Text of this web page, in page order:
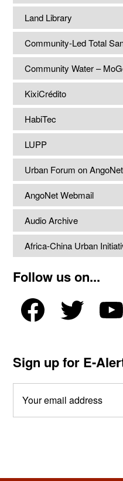
Land Library
Community-Led Total
Community Water –
KixiCrédito
HabiTec
LUPP
Urban Forum on AngoNet
AngoNet Webmail
Audio Archive
Africa-China Urban
Follow us on...
Sign up for E-